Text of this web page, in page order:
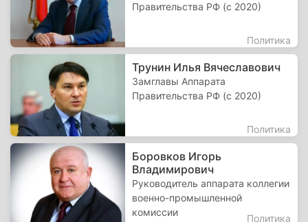
Правительства РФ (с 2020)
Политика
Трунин Илья Вячеславович
Замглавы Аппарата
Правительства РФ (с 2020)
Политика
Боровков Игорь
Владимирович
Руководитель аппарата коллегии
военно-промышленной
комиссии
Политика